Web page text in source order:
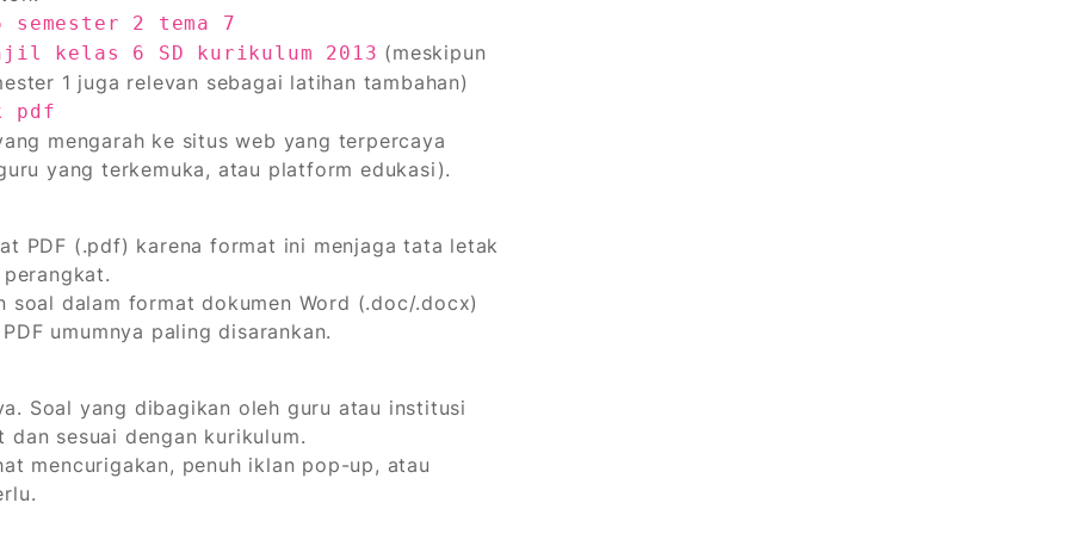
2 tema 7
kelas 6 SD kurikulum 2013 (meskipun
1 juga relevan sebagai latihan tambahan)
pdf
mengarah ke situs web yang terpercaya
yang terkemuka, atau platform edukasi).
PDF (.pdf) karena format ini menjaga tata letak
soal dalam format dokumen Word (.doc/.docx)
umumnya paling disarankan.
Soal yang dibagikan oleh guru atau institusi
sesuai dengan kurikulum.
mencurigakan, penuh iklan pop-up, atau